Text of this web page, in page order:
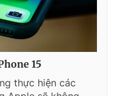
15
thực hiện các